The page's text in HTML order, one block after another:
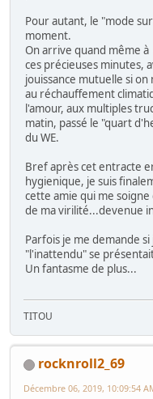
Pour autant, le "mode
moment.
On arrive quand même
ces précieuses minutes,
jouissance mutuelle si
au réchauffement
l'amour, aux multiples
matin, passé le "quart
du WE.
Bref après cet entracte
hygienique, je suis
cette amie qui me
de ma virilité...devenue
Parfois je me demande
"l'inattendu" se
Un fantasme de plus...
TITOU
rocknroll2_69
Décembre 06, 2019, 10:09:54